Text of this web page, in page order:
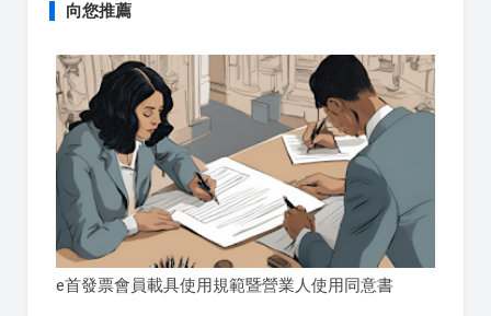
向您推薦
e首發票會員載具使用規範暨營業人使用同意書